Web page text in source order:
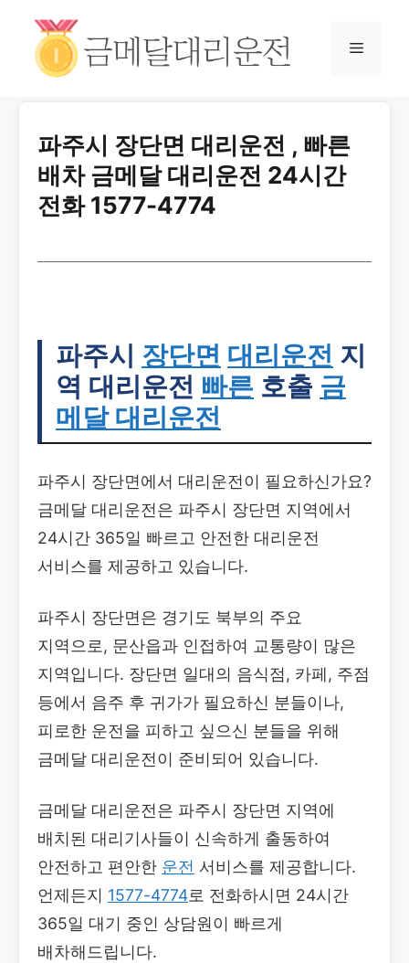
파주시 장단면 대리운전 , 빠른
배차 금메달 대리운전 24시간
전화 1577-4774
파주시 장단면 대리운전 지
역 대리운전 빠른 호출 금
메달 대리운전
파주시 장단면에서 대리운전이 필요하신가요?
금메달 대리운전은 파주시 장단면 지역에서
24시간 365일 빠르고 안전한 대리운전
서비스를 제공하고 있습니다.
파주시 장단면은 경기도 북부의 주요
지역으로, 문산읍과 인접하여 교통량이 많은
지역입니다. 장단면 일대의 음식점, 카페, 주점
등에서 음주 후 귀가가 필요하신 분들이나,
피로한 운전을 피하고 싶으신 분들을 위해
금메달 대리운전이 준비되어 있습니다.
금메달 대리운전은 파주시 장단면 지역에
배치된 대리기사들이 신속하게 출동하여
안전하고 편안한 운전 서비스를 제공합니다.
언제든지 1577-4774로 전화하시면 24시간
365일 대기 중인 상담원이 빠르게
배차해드립니다.